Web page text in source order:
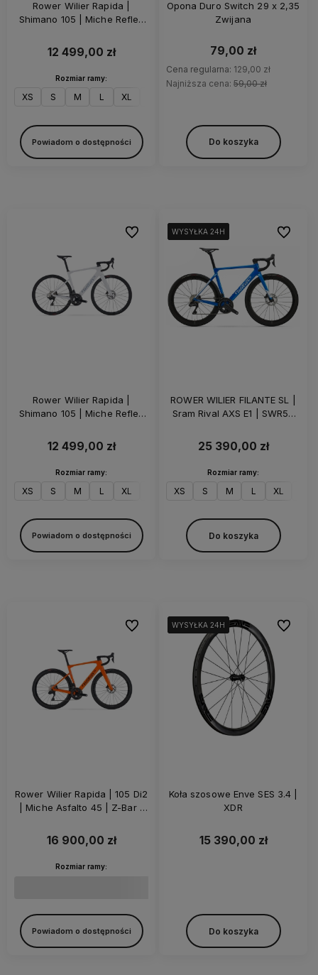
Rower Wilier Rapida |
Shimano 105 | Miche Reflex
12 499,00 zł
Rozmiar ramy:
XS S M L XL
Powiadom o dostępności
Opona Duro Switch 29 x 2,35
Zwijana
79,00 zł
Cena regularna: 129,00 zł
Najniższa cena: 59,00 zł
Do koszyka
Rower Wilier Rapida |
Shimano 105 | Miche Reflex
12 499,00 zł
Rozmiar ramy:
XS S M L XL
Powiadom o dostępności
Do ulubionychWYSYŁKA 24H
WYSYŁKA 24H
WYSYŁKA 24H
WYSYŁKA 24H
WYSYŁKA 24H
ROWER WILIER FILANTE SL |
Sram Rival AXS E1 | SWR50
25 390,00 zł
Rozmiar ramy:
XS S M L XL
Do koszyka
Do
Rower Wilier Rapida | 105 Di2
| Miche Asfalto 45 | Z-Bar |
16 900,00 zł
Rozmiar ramy:
Powiadom o dostępności
Do ulubionychWYSYŁKA 24H
WYSYŁKA 24H
WYSYŁKA 24H
WYSYŁKA 24H
Koła szosowe Enve SES 3.4 |
XDR
15 390,00 zł
Do koszyka
Do